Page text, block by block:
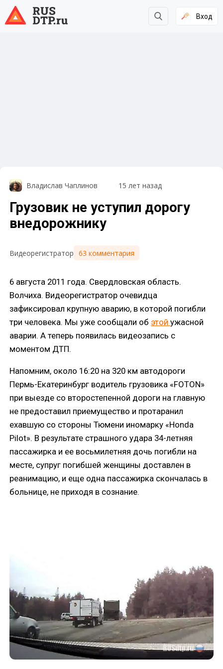
Вход
Владислав Чаплинов 15 лет назад
Грузовик не уступил дорогу
внедорожнику
Видеорегистратор 63 комментария
6 августа 2011 года. Свердловская область.
Волчиха. Видеорегистратор очевидца
зафиксировал крупную аварию, в которой погибли
три человека. Мы уже сообщали об этойужасной
аварии. А теперь появилась видеозапись с
моментом ДТП.
Напомним, около 16:20 на 320 км автодороги
Пермь-Екатеринбург водитель грузовика «FOTON»
при выезде со второстепенной дороги на главную
не предоставил приемущество и протаранил
ехавшую со стороны Тюмени иномарку «Honda
Pilot». В результате страшного удара 34-летняя
пассажирка и ее восьмилетняя дочь погибли на
месте, супруг погибшей женщины доставлен в
реанимацию, и еще одна пассажирка скончалась в
больнице, не приходя в сознание.